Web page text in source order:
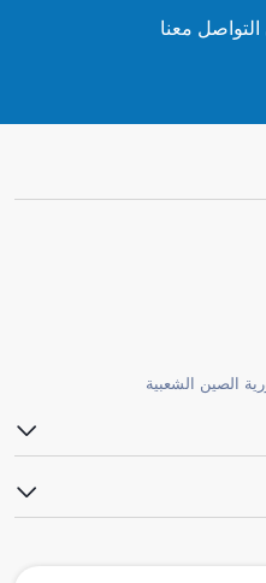
معنا